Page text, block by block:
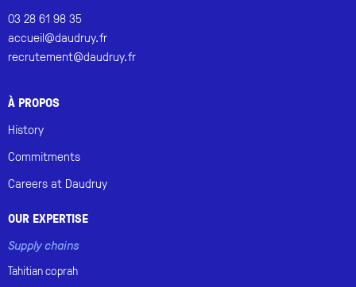
03 28 61 98 35
accueil@daudruy.fr
recrutement@daudruy.fr
À PROPOS
History
Commitments
Careers at Daudruy
OUR EXPERTISE
Supply chains
Tahitiancoprah